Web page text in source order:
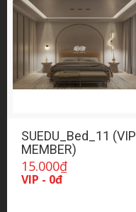
SUEDU_Bed_11 (VIP
MEMBER)
15.000₫
VIP - 0đ